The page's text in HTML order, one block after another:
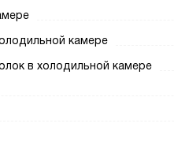
камере
в холодильной камере